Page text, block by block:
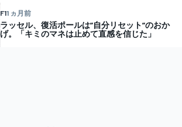
F11 ヵ月前
ラッセル、復活ポールは”自分リセット”のおか
げ。「キミのマネは止めて直感を信じた」